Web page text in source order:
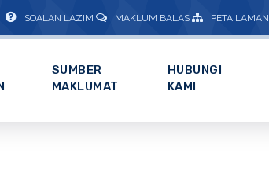
SOALAN LAZIM MAKLUM BALAS PETA LAMAN
SUMBER
MAKLUMAT
HUBUNGI
KAMI